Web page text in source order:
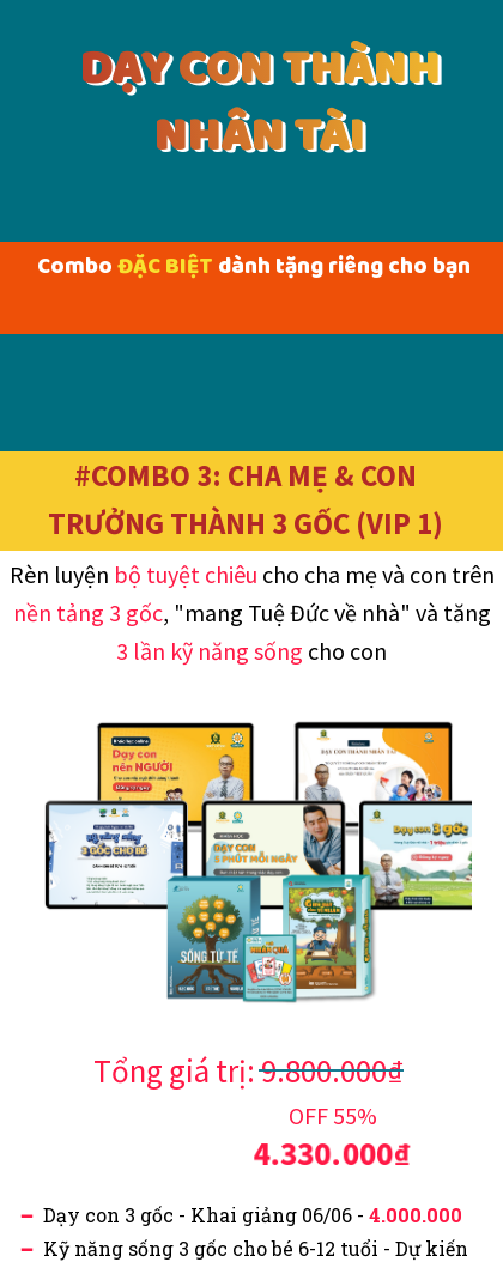
DẠY CON THÀNH
NHÂN TÀI
ComboĐẶC BIỆTdành tặng riêng cho bạn
#COMBO 3: CHA MẸ & CON
TRƯỞNG THÀNH 3 GỐC (VIP 1)
OFF 55%
Dạy con 3 gốc - Khai giảng 06/06 - 4.000.000
Kỹ năng sống 3 gốc cho bé 6-12 tuổi - Dự kiến
Tổng giá trị: 9.800.000₫
4.330.000₫
Rèn luyện bộ tuyệt chiêu cho cha mẹ và con trên
nền tảng 3 gốc, "mang Tuệ Đức về nhà" và tăng
3 lần kỹ năng sống cho con